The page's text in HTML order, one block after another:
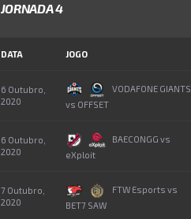
JORNADA 4
DATA JOGO
6 Outubro,
2020
VODAFONE GIANTS
vs OFFSET
6 Outubro,
2020
BAECONGG vs
eXploit
7 Outubro,
2020
FTW Esports vs
BET7 SAW